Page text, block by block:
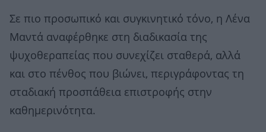
Σε πιο προσωπικό και συγκινητικό τόνο, η Λένα
Μαντά αναφέρθηκε στη διαδικασία της
ψυχοθεραπείας που συνεχίζει σταθερά, αλλά
και στο πένθος που βιώνει, περιγράφοντας τη
σταδιακή προσπάθεια επιστροφής στην
καθημερινότητα.